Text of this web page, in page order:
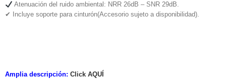
Atenuación del ruido ambiental: NRR 26dB – SNR 29dB.
✔ Incluye soporte para cinturón(Accesorio sujeto a disponibilidad).
Amplia descripción: Click AQUÍ